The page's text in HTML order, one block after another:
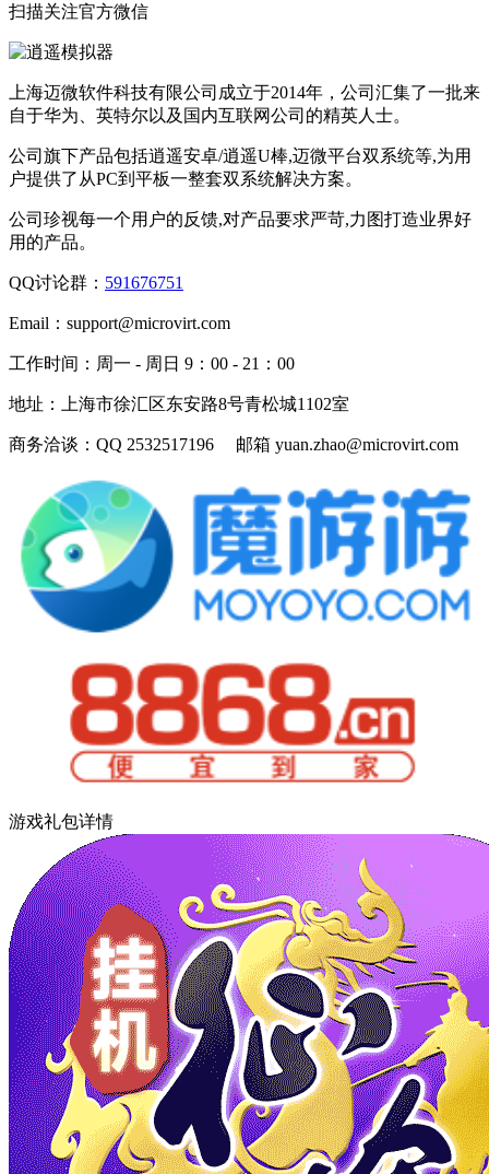
扫描关注官方微信
上海迈微软件科技有限公司成立于2014年，公司汇集了一批来
自于华为、英特尔以及国内互联网公司的精英人士。
公司旗下产品包括逍遥安卓/逍遥U棒,迈微平台双系统等,为用
户提供了从PC到平板一整套双系统解决方案。
公司珍视每一个用户的反馈,对产品要求严苛,力图打造业界好
用的产品。
QQ讨论群： 591676751
Email： support@microvirt.com
工作时间： 周一 - 周日 9：00 - 21：00
地址： 上海市徐汇区东安路8号青松城1102室
商务洽谈： QQ 2532517196 邮箱 yuan.zhao@microvirt.com
游戏礼包详情